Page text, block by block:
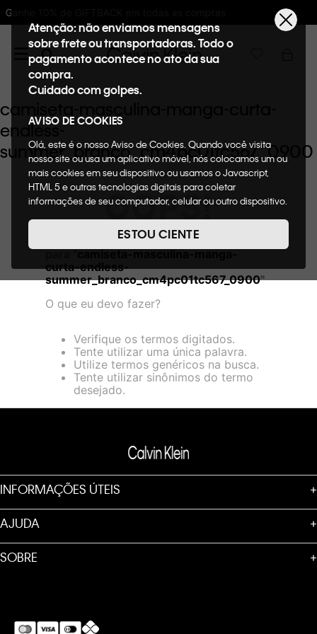
as compras 10%OFF na primeira
Atenção: não enviamos mensagens
sobre frete ou transportadoras. Todo o
pagamento acontece no ato da sua
compra.
Cuidado com golpes.
AVISO DE COOKIES
Olá, este é o nosso Aviso de Cookies. Quando você visita
nosso site ou usa um aplicativo móvel, nós colocamos um ou
mais cookies em seu dispositivo ou usamos o Javascript,
HTML 5 e outras tecnologias digitais para coletar
informações de seu computador, celular ou outro dispositivo.
de cookies, informaremos quais cookies usaremos e quais
suas funções. A forma como processamos os dados
nosso Aviso de Privacidade. Quando você visita nosso site,
consideraremos isso como sua solicitação específica para
fornecer a você toda a funcionalidade do site, incluindo,
entre outros, a capacidade de comprar um item em nossa
Cookies acesse o link.
ESTOU CIENTE
camiseta-masculina-manga-curta-
endless-
summer_branco_cm4pc01tc567_0900
OOPS!
Não encontramos nenhum resultado
curta-endless-
summer_branco_cm4pc01tc567_0900"
O que eu devo fazer?
Verifique os termos digitados.
Tente utilizar uma única palavra.
Utilize termos genéricos na busca.
Tente utilizar sinônimos do termo
desejado.
INFORMAÇÕES ÚTEIS +
AJUDA +
SOBRE +